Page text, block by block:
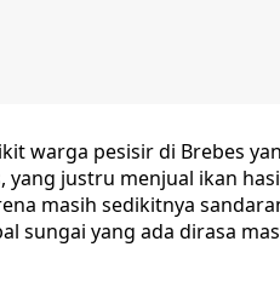
warga pesisir di Brebes
yang justru menjual ikan
masih sedikitnya
sungai yang ada dirasa